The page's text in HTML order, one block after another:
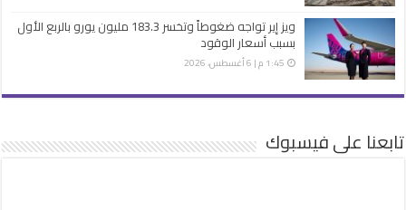
ويز إير تواجه ضغوطاً وتخسر 183.3 مليون يورو بالربع الأول
بسبب أسعار الوقود
1:45 م | 6 أغسطس، 2026
تابعنا على فيسبوك